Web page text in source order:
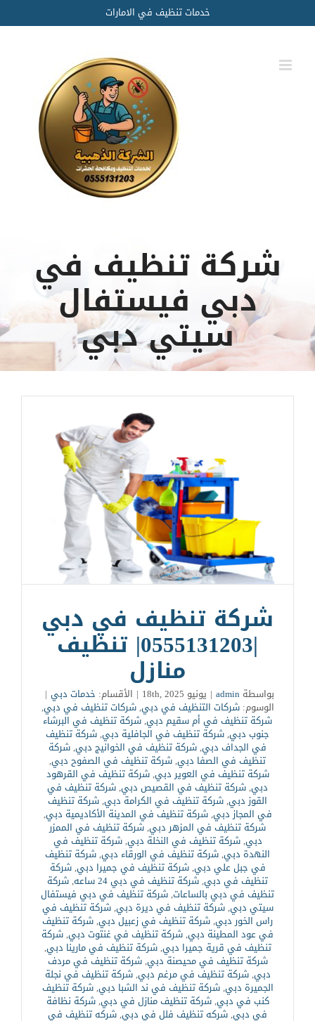
to
content
خدمات تنظيف في الامارات
شركة تنظيف في
دبي فيستفال
سيتي دبي
شركة تنظيف في دبي
|0555131203| تنظيف
منازل
بواسطةadmin
| يونيو 18th, 2025 | الأقسام: خدمات دبي |
الوسوم:شركات التنظيف في دبي,شركات تنظيف في دبي,
شركة تنظيف في أم سقيم دبي,شركة تنظيف في البرشاء
جنوب دبي,شركة تنظيف في الجافلية دبي,شركة تنظيف
في الجداف دبي,شركة تنظيف في الخوانيج دبي,شركة
تنظيف في الصفا دبي,شركة تنظيف في الصفوح دبي,
شركة تنظيف في العوير دبي,شركة تنظيف في القرهود
دبي,شركة تنظيف في القصيص دبي,شركة تنظيف في
القوز دبي,شركة تنظيف في الكرامة دبي,شركة تنظيف
في المجاز دبي,شركة تنظيف في المدينة الأكاديمية دبي,
شركة تنظيف في المزهر دبي,شركة تنظيف في الممزر
دبي,شركة تنظيف في النخلة دبي,شركة تنظيف في
النهدة دبي,شركة تنظيف في الورقاء دبي,شركة تنظيف
في جبل علي دبي,شركة تنظيف في جميرا دبي,شركة
تنظيف في دبي,شركة تنظيف في دبي 24 ساعه ,شركة
تنظيف في دبي بالساعات,شركة تنظيف في دبي فيستفال
سيتي دبي,شركة تنظيف في ديرة دبي,شركة تنظيف في
راس الخور دبي,شركة تنظيف في زعبيل دبي,شركة تنظيف
في عود المطينة دبي,شركة تنظيف في غنتوت دبي,شركة
تنظيف في قرية جميرا دبي,شركة تنظيف في مارينا دبي,
شركة تنظيف في محيصنة دبي,شركة تنظيف في مردف
دبي,شركة تنظيف في مرغم دبي,شركة تنظيف في نجلة
الجميرة دبي,شركة تنظيف في ند الشبا دبي,شركة تنظيف
كنب في دبي,شركة تنظيف منازل في دبي,شركة نظافة
في دبي,شركه تنظيف فلل في دبي,شركه تنظيف في